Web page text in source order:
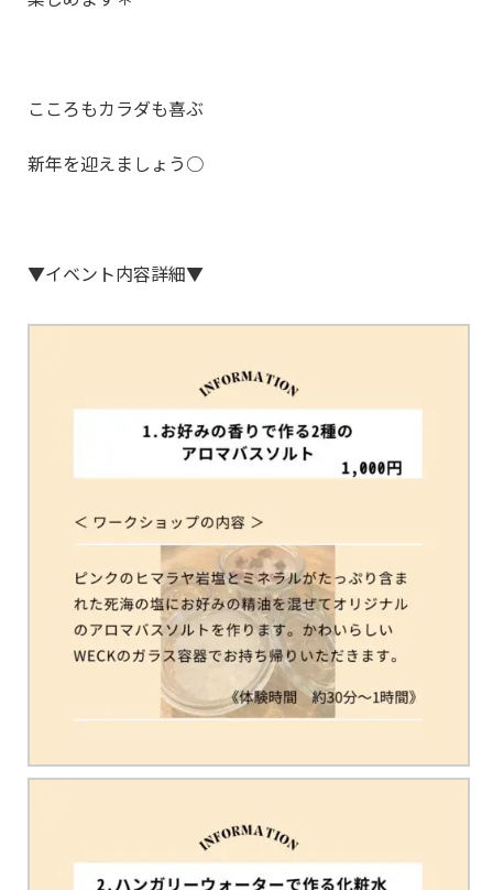
こころもカラダも喜ぶ
新年を迎えましょう○
▼イベント内容詳細▼